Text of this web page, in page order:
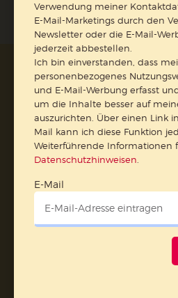
AGB und
Barrierefreiheit
Vertrag
Verwendung meiner
E-Mail-Marketings durch den
Newsletter oder die E-Mail-
jederzeit abbestellen.
Ich bin einverstanden, dass
personenbezogenes
und E-Mail-Werbung erfasst
um die Inhalte besser auf
auszurichten. Über einen Link
Mail kann ich diese Funktion
Weiterführende Informationen
Datenschutzhinweisen
E-Mail